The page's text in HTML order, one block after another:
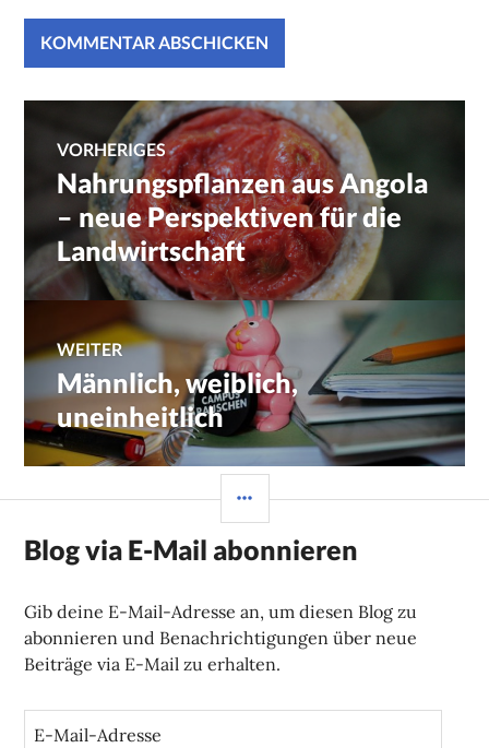
Beitragsnavigation
VORHERIGES
Vorheriger
Beitrag:
Nahrungspflanzen aus Angola
– neue Perspektiven für die
Landwirtschaft
WEITER
Nächster
Beitrag:
Männlich, weiblich,
uneinheitlich
Blog via E-Mail abonnieren
Gib deine E-Mail-Adresse an, um diesen Blog zu
abonnieren und Benachrichtigungen über neue
Beiträge via E-Mail zu erhalten.